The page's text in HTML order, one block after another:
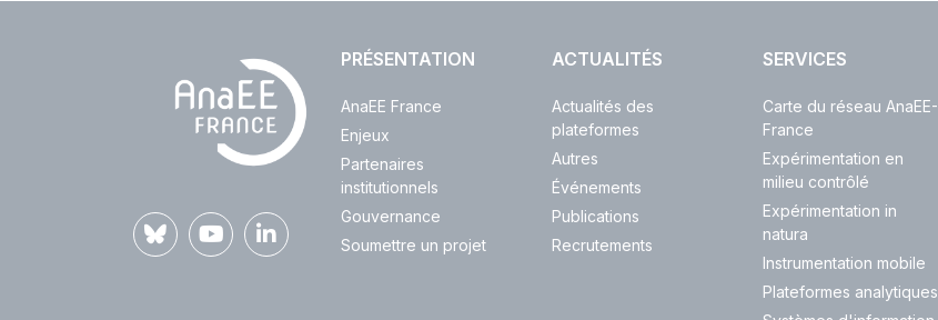
PRÉSENTATION
AnaEE France
Enjeux
Partenaires
institutionnels
Gouvernance
Soumettre un projet
ACTUALITÉS
Actualités des
plateformes
Autres
Événements
Publications
Recrutements
SERVICES
Carte du réseau AnaEE-
France
Expérimentation en
milieu contrôlé
Expérimentation in
natura
Instrumentation mobile
Plateformes analytiques